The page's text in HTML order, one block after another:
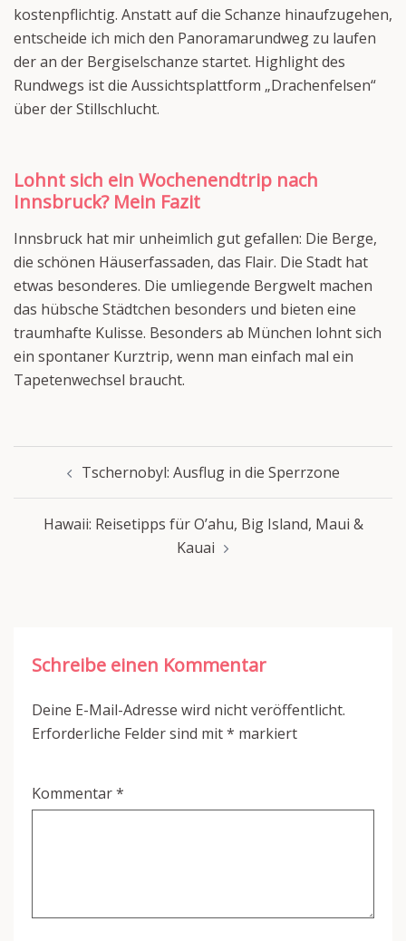
kostenpflichtig. Anstatt auf die Schanze hinaufzugehen,
entscheide ich mich den Panoramarundweg zu laufen
der an der Bergiselschanze startet. Highlight des
Rundwegs ist die Aussichtsplattform „Drachenfelsen“
über der Stillschlucht.
Lohnt sich ein Wochenendtrip nach
Innsbruck? Mein Fazit
Innsbruck hat mir unheimlich gut gefallen: Die Berge,
die schönen Häuserfassaden, das Flair. Die Stadt hat
etwas besonderes. Die umliegende Bergwelt machen
das hübsche Städtchen besonders und bieten eine
traumhafte Kulisse. Besonders ab München lohnt sich
ein spontaner Kurztrip, wenn man einfach mal ein
Tapetenwechsel braucht.
Beitragsnavigation
Tschernobyl: Ausflug in die Sperrzone
Hawaii: Reisetipps für O’ahu, Big Island, Maui &
Kauai
Schreibe einen Kommentar
Deine E-Mail-Adresse wird nicht veröffentlicht.
Erforderliche Felder sind mit* markiert
Kommentar*